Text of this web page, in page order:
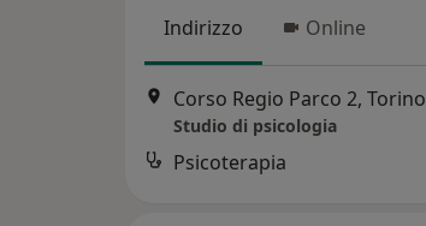
Indirizzo Online
Corso Regio Parco 2, Torino
Studio di psicologia
Psicoterapia